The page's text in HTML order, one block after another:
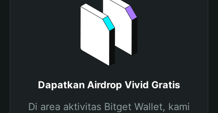
Dapatkan Airdrop Vivid Gratis
Di area aktivitas Bitget Wallet, kami